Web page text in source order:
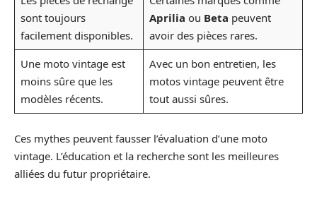
sont toujours
facilement disponibles.
Aprilia ou Beta peuvent
avoir des pièces rares.
Une moto vintage est
moins sûre que les
modèles récents.
Avec un bon entretien, les
motos vintage peuvent être
tout aussi sûres.
Ces mythes peuvent fausser l’évaluation d’une moto
vintage. L’éducation et la recherche sont les meilleures
alliées du futur propriétaire.